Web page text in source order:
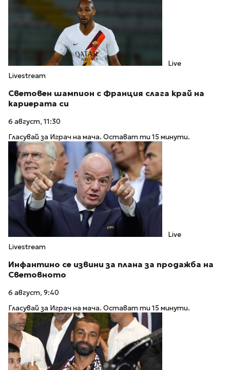
Live
Livestream
Световен шампион с Франция слага край на
кариерата си
6 август, 11:30
Гласувай за Играч на мача. Остават ти 15 минути.
Live
Livestream
Инфантино се извини за плана за продажба на
Световното
6 август, 9:40
Гласувай за Играч на мача. Остават ти 15 минути.